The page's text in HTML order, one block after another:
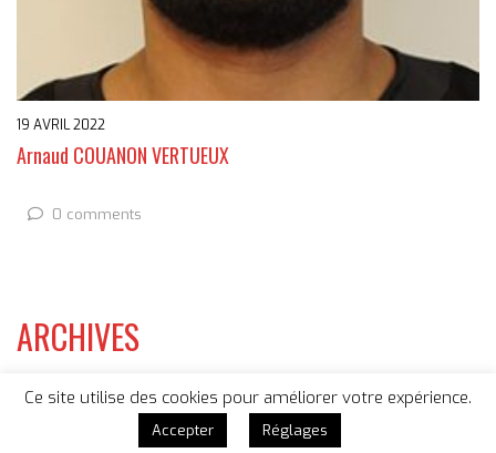
19 AVRIL 2022
Arnaud COUANON VERTUEUX
0 comments
ARCHIVES
CATEGORIES
Ce site utilise des cookies pour améliorer votre expérience.
Accepter Réglages